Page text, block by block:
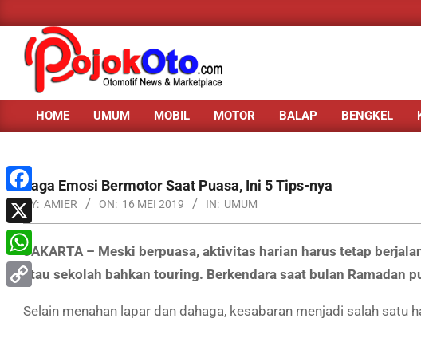
to
content
Primary
Menu
HOME UMUM MOBIL MOTOR BALAP BENGKEL
Jaga Emosi Bermotor Saat Puasa, Ini 5 Tips-nya
BY: AMIER ON: 16 MEI 2019 IN: UMUM
JAKARTA – Meski berpuasa, aktivitas harian harus tetap
atau sekolah bahkan touring. Berkendara saat bulan Ramadan
Selain menahan lapar dan dahaga, kesabaran menjadi salah satu
Facebook
X
WhatsApp